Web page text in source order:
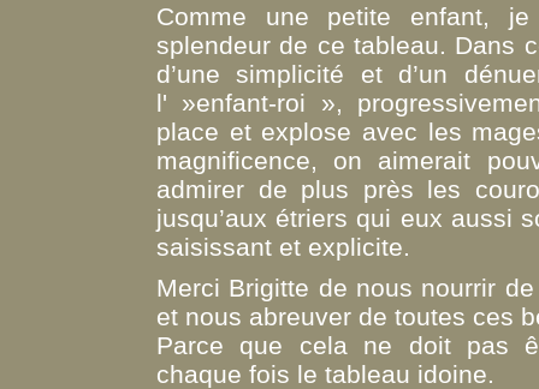
Comme une petite enfant,
splendeur de ce tableau. Dans
d’une simplicité et d’un
l' »enfant-roi »,
place et explose avec les
magnificence, on aimerait
admirer de plus près les
jusqu’aux étriers qui eux aussi
saisissant et explicite.
Merci Brigitte de nous nourrir
et nous abreuver de toutes ces
Parce que cela ne doit pas
chaque fois le tableau idoine.